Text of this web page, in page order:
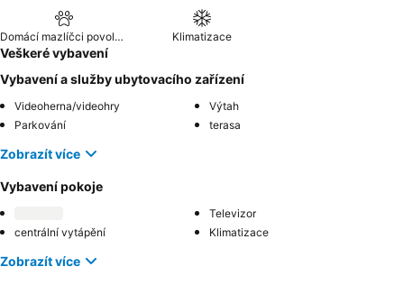
Domácí mazlíčci povoleni Klimatizace
Veškeré vybavení
Vybavení a služby ubytovacího zařízení
Videoherna/videohry
Výtah
Parkování
terasa
Zobrazít více
Vybavení pokoje
Televizor
centrální vytápění
Klimatizace
Zobrazít více